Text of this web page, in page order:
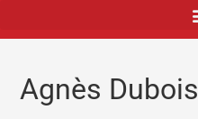
Agnès Dubois